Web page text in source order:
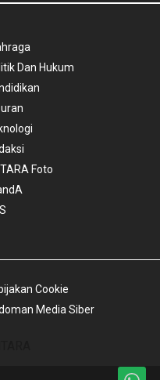
Dan Hukum
Foto
Cookie
Media Siber